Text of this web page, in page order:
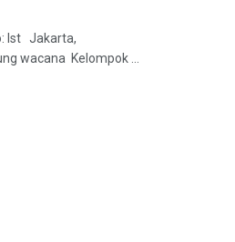
Ist Jakarta,
wacana Kelompok ...